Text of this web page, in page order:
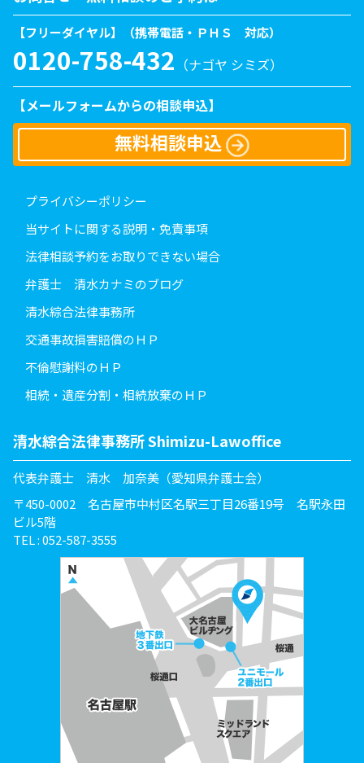
【フリーダイヤル】（携帯電話・ＰＨＳ 対応）
0120-758-432 （ナゴヤ シミズ）
【メールフォームからの相談申込】
無料相談申込
プライバシーポリシー
当サイトに関する説明・免責事項
法律相談予約をお取りできない場合
弁護士 清水カナミのブログ
清水綜合法律事務所
交通事故損害賠償のＨＰ
不倫慰謝料のＨＰ
相続・遺産分割・相続放棄のＨＰ
清水綜合法律事務所 Shimizu-Lawoffice
代表弁護士 清水 加奈美（愛知県弁護士会）
〒450-0002 名古屋市中村区名駅三丁目26番19号 名駅永田
ビル5階
TEL : 052-587-3555